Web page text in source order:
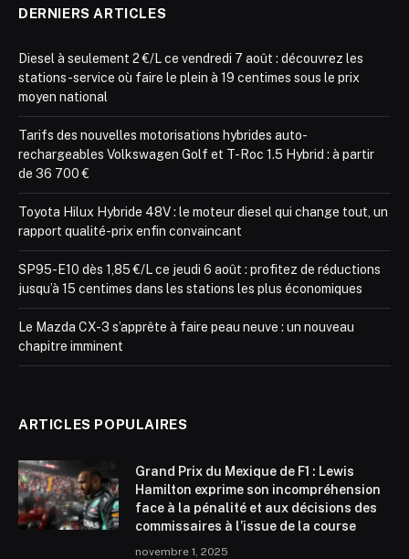
DERNIERS ARTICLES
Diesel à seulement 2 €/L ce vendredi 7 août : découvrez les
stations-service où faire le plein à 19 centimes sous le prix
moyen national
Tarifs des nouvelles motorisations hybrides auto-
rechargeables Volkswagen Golf et T-Roc 1.5 Hybrid : à partir
de 36 700 €
Toyota Hilux Hybride 48V : le moteur diesel qui change tout, un
rapport qualité-prix enfin convaincant
SP95-E10 dès 1,85 €/L ce jeudi 6 août : profitez de réductions
jusqu’à 15 centimes dans les stations les plus économiques
Le Mazda CX-3 s’apprête à faire peau neuve : un nouveau
chapitre imminent
ARTICLES POPULAIRES
Grand Prix du Mexique de F1 : Lewis
Hamilton exprime son incompréhension
face à la pénalité et aux décisions des
commissaires à l’issue de la course
novembre 1, 2025